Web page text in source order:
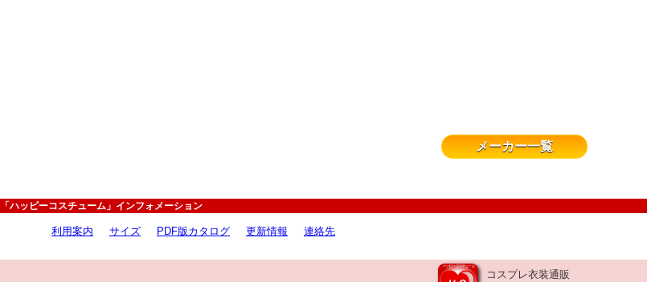
メーカー一覧
「ハッピーコスチューム」インフォメーション
利用案内 サイズ PDF版カタログ 更新情報 連絡先
コスプレ衣装通販